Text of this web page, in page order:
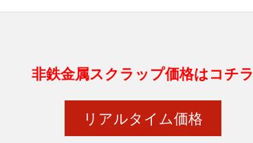
非鉄金属スクラップ価格はコチラ
リアルタイム価格